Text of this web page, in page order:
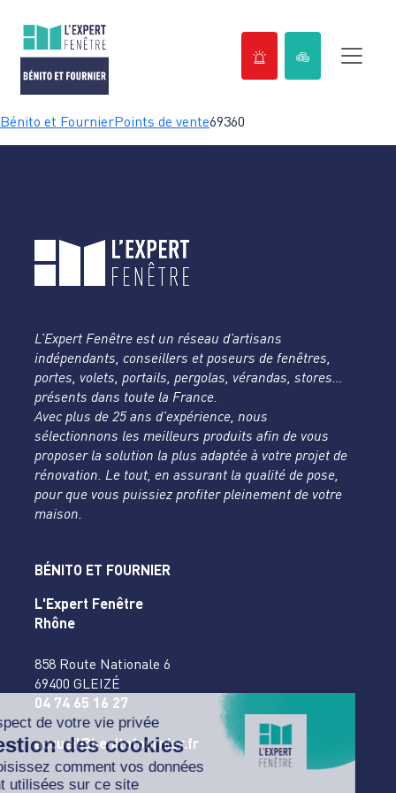
Passer
Bénito et FournierPoints de vente69360
L’Expert Fenêtre est un réseau d’artisans
indépendants, conseillers et poseurs de fenêtres,
portes, volets, portails, pergolas, vérandas, stores…
présents dans toute la France.
Avec plus de 25 ans d’expérience, nous
sélectionnons les meilleurs produits afin de vous
proposer la solution la plus adaptée à votre projet de
rénovation. Le tout, en assurant la qualité de pose,
pour que vous puissiez profiter pleinement de votre
maison.
BÉNITO ET FOURNIER
L'Expert Fenêtre
Rhône
858 Route Nationale 6
69400 GLEIZÉ
04 74 65 16 27
accueil@benitofournier.fr